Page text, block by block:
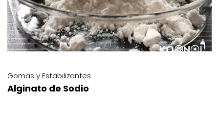
Gomas y Estabilizantes
Carboximetilcelulosa 3000